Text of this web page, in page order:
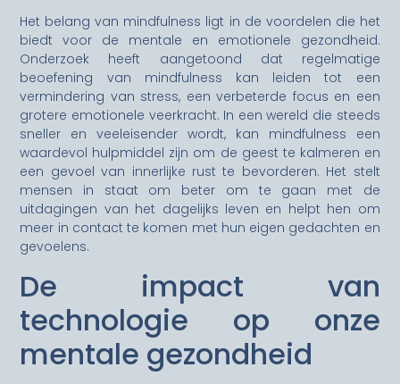
Het belang van mindfulness ligt in de voordelen die het
biedt voor de mentale en emotionele gezondheid.
Onderzoek heeft aangetoond dat regelmatige
beoefening van mindfulness kan leiden tot een
vermindering van stress, een verbeterde focus en een
grotere emotionele veerkracht. In een wereld die steeds
sneller en veeleisender wordt, kan mindfulness een
waardevol hulpmiddel zijn om de geest te kalmeren en
een gevoel van innerlijke rust te bevorderen. Het stelt
mensen in staat om beter om te gaan met de
uitdagingen van het dagelijks leven en helpt hen om
meer in contact te komen met hun eigen gedachten en
gevoelens.
De impact van
technologie op onze
mentale gezondheid